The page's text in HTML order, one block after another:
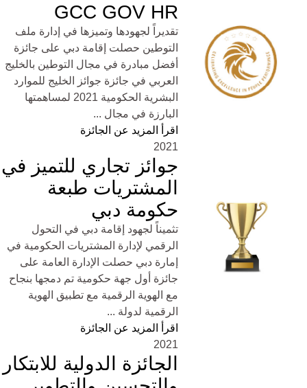
GCC GOV HR
تقديراً لجهودها وتميزها في إدارة ملف
التوطين حصلت إقامة دبي على جائزة
أفضل مبادرة في مجال التوطين بالخليج
العربي في جائزة جوائز الخليج للموارد
البشرية الحكومية 2021 لمساهمتها
البارزة في مجال ...
اقرأ المزيد عن الجائزة
2021
جوائز تجاري للتميز في
المشتريات طبعة
حكومة دبي
تثميناً لجهود إقامة دبي في التحول
الرقمي لإدارة المشتريات الحكومية في
إمارة دبي حصلت الإدارة العامة على
جائزة أول جهة حكومية تم دمجها بنجاح
مع الهوية الرقمية مع تطبيق الهوية
الرقمية لدولة ...
اقرأ المزيد عن الجائزة
2021
الجائزة الدولية للابتكار